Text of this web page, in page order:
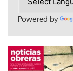
Powered by